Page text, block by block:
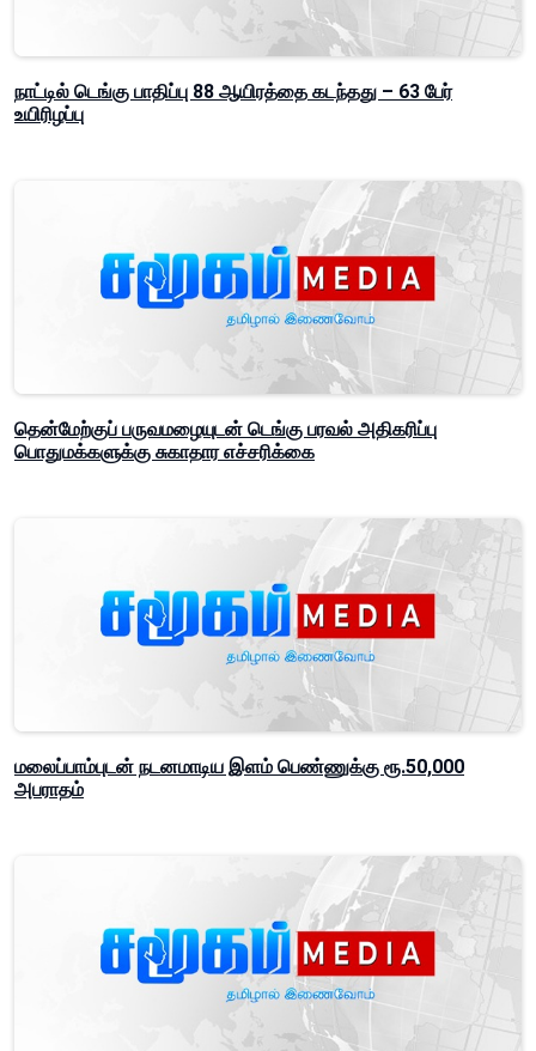
நாட்டில் டெங்கு பாதிப்பு 88 ஆயிரத்தை கடந்தது – 63 பேர்
உயிரிழப்பு
தென்மேற்குப் பருவமழையுடன் டெங்கு பரவல் அதிகரிப்பு
பொதுமக்களுக்கு சுகாதார எச்சரிக்கை
மலைப்பாம்புடன் நடனமாடிய இளம் பெண்ணுக்கு ரூ.50,000
அபராதம்